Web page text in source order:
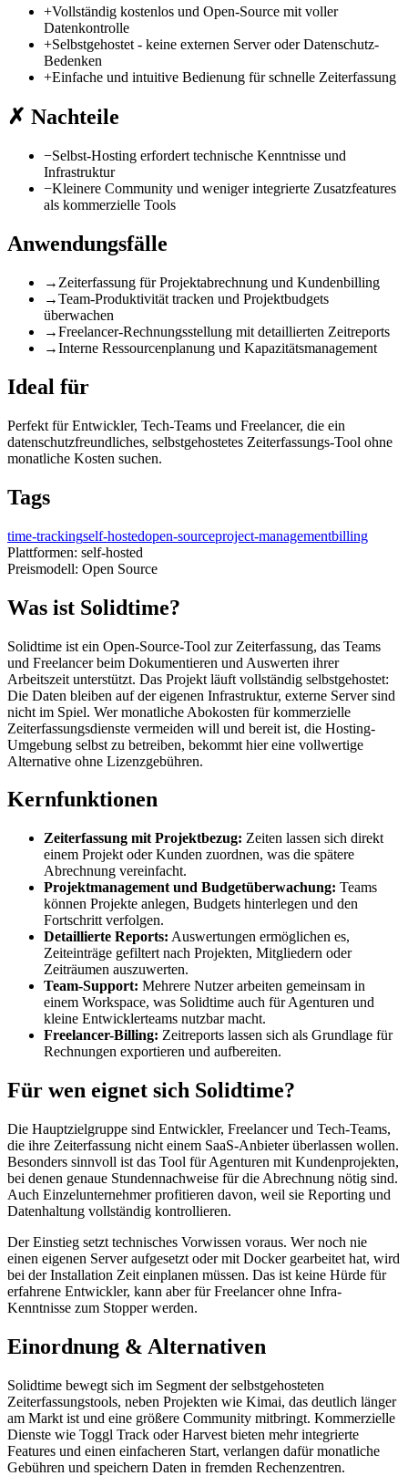
+Vollständig kostenlos und Open-Source mit voller
Datenkontrolle
+Selbstgehostet - keine externen Server oder Datenschutz-
Bedenken
+Einfache und intuitive Bedienung für schnelle Zeiterfassung
✗ Nachteile
−Selbst-Hosting erfordert technische Kenntnisse und
Infrastruktur
−Kleinere Community und weniger integrierte Zusatzfeatures
als kommerzielle Tools
Anwendungsfälle
→ Zeiterfassung für Projektabrechnung und Kundenbilling
→Team-Produktivität tracken und Projektbudgets
überwachen
→Freelancer-Rechnungsstellung mit detaillierten Zeitreports
→Interne Ressourcenplanung und Kapazitätsmanagement
Ideal für
Perfekt für Entwickler, Tech-Teams und Freelancer, die ein
datenschutzfreundliches, selbstgehostetes Zeiterfassungs-Tool ohne
monatliche Kosten suchen.
Tags
time-trackingself-hostedopen-sourceproject-managementbilling
Plattformen: self-hosted
Preismodell: Open Source
Was ist Solidtime?
Solidtime ist ein Open-Source-Tool zur Zeiterfassung, das Teams
und Freelancer beim Dokumentieren und Auswerten ihrer
Arbeitszeit unterstützt. Das Projekt läuft vollständig selbstgehostet:
Die Daten bleiben auf der eigenen Infrastruktur, externe Server sind
nicht im Spiel. Wer monatliche Abokosten für kommerzielle
Zeiterfassungsdienste vermeiden will und bereit ist, die Hosting-
Umgebung selbst zu betreiben, bekommt hier eine vollwertige
Alternative ohne Lizenzgebühren.
Kernfunktionen
Zeiterfassung mit Projektbezug: Zeiten lassen sich direkt
einem Projekt oder Kunden zuordnen, was die spätere
Abrechnung vereinfacht.
Projektmanagement und Budgetüberwachung: Teams
können Projekte anlegen, Budgets hinterlegen und den
Fortschritt verfolgen.
Detaillierte Reports: Auswertungen ermöglichen es,
Zeiteinträge gefiltert nach Projekten, Mitgliedern oder
Zeiträumen auszuwerten.
Team-Support: Mehrere Nutzer arbeiten gemeinsam in
einem Workspace, was Solidtime auch für Agenturen und
kleine Entwicklerteams nutzbar macht.
Freelancer-Billing: Zeitreports lassen sich als Grundlage für
Rechnungen exportieren und aufbereiten.
Für wen eignet sich Solidtime?
Die Hauptzielgruppe sind Entwickler, Freelancer und Tech-Teams,
die ihre Zeiterfassung nicht einem SaaS-Anbieter überlassen wollen.
Besonders sinnvoll ist das Tool für Agenturen mit Kundenprojekten,
bei denen genaue Stundennachweise für die Abrechnung nötig sind.
Auch Einzelunternehmer profitieren davon, weil sie Reporting und
Datenhaltung vollständig kontrollieren.
Der Einstieg setzt technisches Vorwissen voraus. Wer noch nie
einen eigenen Server aufgesetzt oder mit Docker gearbeitet hat, wird
bei der Installation Zeit einplanen müssen. Das ist keine Hürde für
erfahrene Entwickler, kann aber für Freelancer ohne Infra-
Kenntnisse zum Stopper werden.
Einordnung & Alternativen
Solidtime bewegt sich im Segment der selbstgehosteten
Zeiterfassungstools, neben Projekten wie Kimai, das deutlich länger
am Markt ist und eine größere Community mitbringt. Kommerzielle
Dienste wie Toggl Track oder Harvest bieten mehr integrierte
Features und einen einfacheren Start, verlangen dafür monatliche
Gebühren und speichern Daten in fremden Rechenzentren.